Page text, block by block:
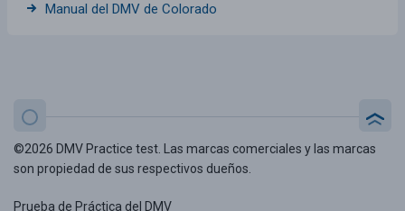
Manual del DMV de Colorado
©2026 DMV Practice test. Las marcas comerciales y las marcas
son propiedad de sus respectivos dueños.
Prueba de Práctica del DMV